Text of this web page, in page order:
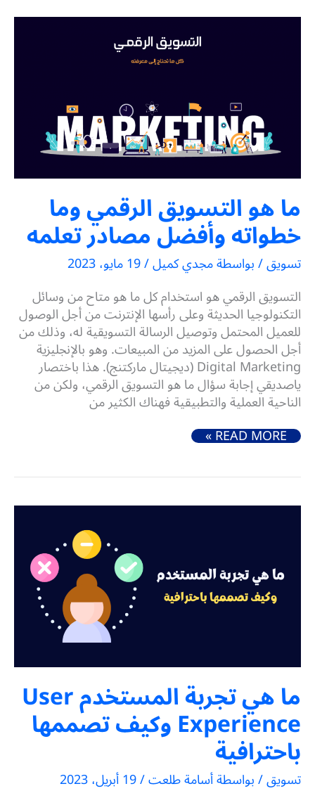
ما هو التسويق الرقمي وما
خطواته وأفضل مصادر تعلمه
تسويق/ بواسطةمجدي كميل/19 مايو، 2023
التسويق الرقمي هو استخدام كل ما هو متاح من وسائل
التكنولوجيا الحديثة وعلى رأسها الإنترنت من أجل الوصول
للعميل المحتمل وتوصيل الرسالة التسويقية له، وذلك من
أجل الحصول على المزيد من المبيعات. وهو بالإنجليزية
Digital Marketing (ديجيتال ماركتنج). هذا باختصار
ياصديقي إجابة سؤال ما هو التسويق الرقمي، ولكن من
الناحية العملية والتطبيقية فهناك الكثير من
ما هو التسويق الرقمي وما خطواته وأفضل مصادر تعلمه
READ MORE »
ما هي تجربة المستخدم User
Experience وكيف تصممها
باحترافية
تسويق/ بواسطةأسامة طلعت/19 أبريل، 2023